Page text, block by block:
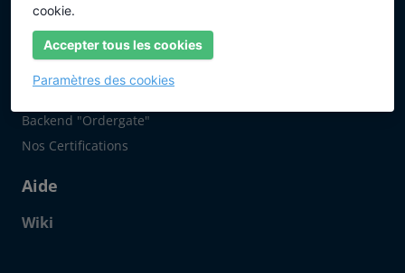
À propos de nous
10 Bonnes Raisons de Choisir SSLplus
Backend "Ordergate"
Nos Certifications
Aide
Wiki
cookie.
Accepter tous les cookies
Paramètres des cookies